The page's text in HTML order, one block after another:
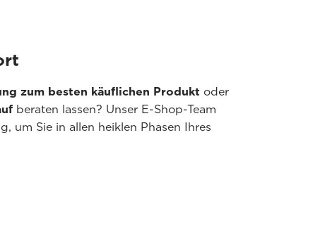
zum besten käuflichen Produkt oder
beraten lassen? Unser E-Shop-Team
um Sie in allen heiklen Phasen Ihres